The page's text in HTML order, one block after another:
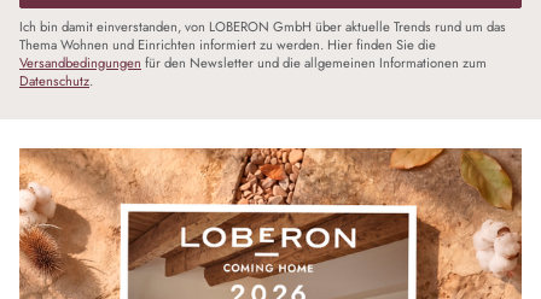
Ich bin damit einverstanden, von LOBERON GmbH über aktuelle Trends rund um das
Thema Wohnen und Einrichten informiert zu werden. Hier finden Sie die
Versandbedingungen für den Newsletter und die allgemeinen Informationen zum
Datenschutz.